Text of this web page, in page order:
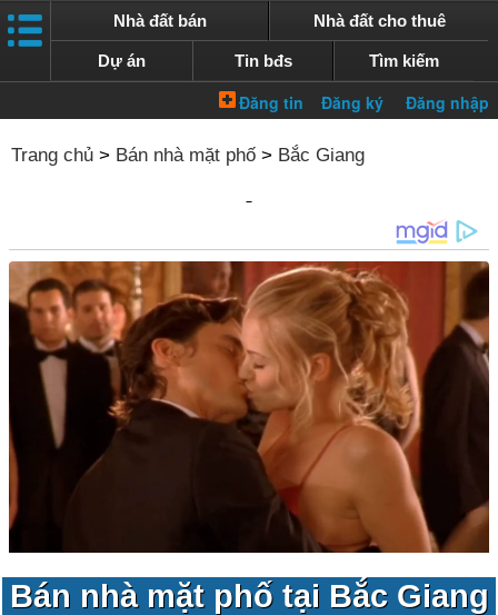
Nhà đất bán Nhà đất cho thuê
Dự án Tin bđs Tìm kiếm
Trang chủ > Bán nhà mặt phố > Bắc Giang
Bán nhà mặt phố tại Bắc Giang